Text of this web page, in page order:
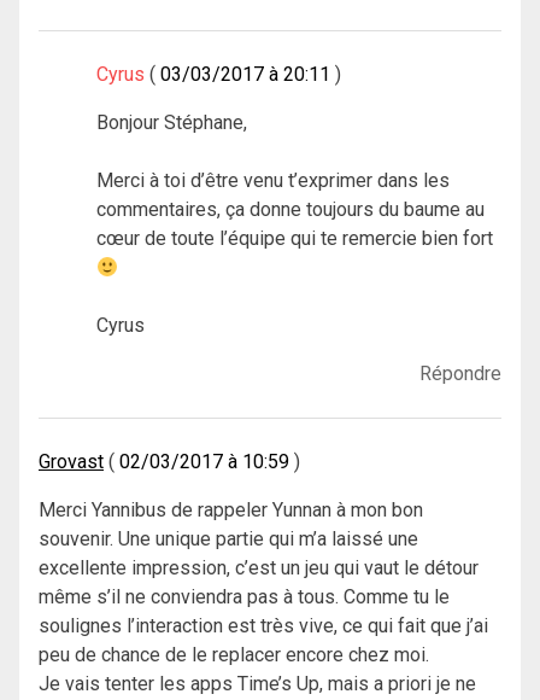
Cyrus 03/03/2017 à 20:11
Bonjour Stéphane,
Merci à toi d’être venu t’exprimer dans les
commentaires, ça donne toujours du baume au
cœur de toute l’équipe qui te remercie bien fort
Cyrus
Répondre
Grovast 02/03/2017 à 10:59
Merci Yannibus de rappeler Yunnan à mon bon
souvenir. Une unique partie qui m’a laissé une
excellente impression, c’est un jeu qui vaut le détour
même s’il ne conviendra pas à tous. Comme tu le
soulignes l’interaction est très vive, ce qui fait que j’ai
peu de chance de le replacer encore chez moi.
Je vais tenter les apps Time’s Up, mais a priori je ne